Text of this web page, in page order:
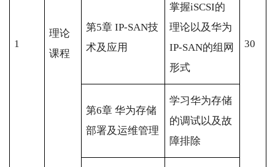
1
理论
课程
30
第5章 IP-SAN技
术及应用
掌握iSCSI的
理论以及华为
IP-SAN的组网
形式
第6章 华为存储
部署及运维管理
学习华为存储
的调试以及故
障排除